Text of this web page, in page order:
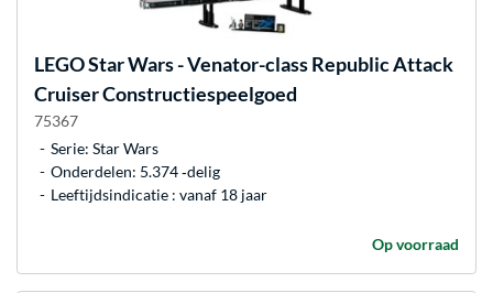
LEGOStar Wars - Venator-class Republic Attack
Cruiser Constructiespeelgoed
75367
Serie: Star Wars
Onderdelen: 5.374 ‐delig
Leeftijdsindicatie : vanaf 18 jaar
Op voorraad